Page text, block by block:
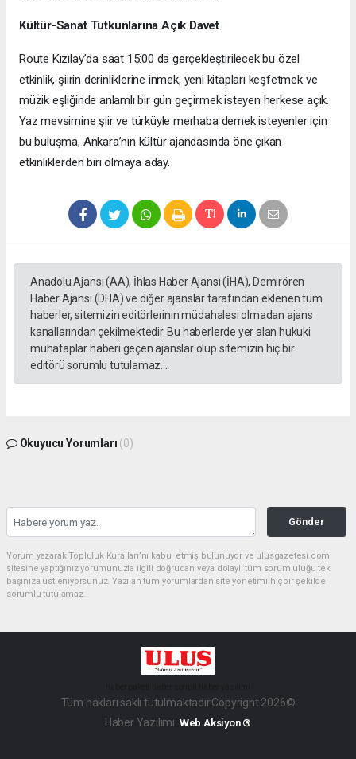
Kültür-Sanat Tutkunlarına Açık Davet
Route Kızılay’da saat 15:00 da gerçekleştirilecek bu özel
etkinlik, şiirin derinliklerine inmek, yeni kitapları keşfetmek ve
müzik eşliğinde anlamlı bir gün geçirmek isteyen herkese açık.
Yaz mevsimine şiir ve türküyle merhaba demek isteyenler için
bu buluşma, Ankara’nın kültür ajandasında öne çıkan
etkinliklerden biri olmaya aday.
Anadolu Ajansı (AA), İhlas Haber Ajansı (İHA), Demirören
Haber Ajansı (DHA) ve diğer ajanslar tarafından eklenen tüm
haberler, sitemizin editörlerinin müdahalesi olmadan ajans
kanallarından çekilmektedir. Bu haberlerde yer alan hukuki
muhataplar haberi geçen ajanslar olup sitemizin hiç bir
editörü sorumlu tutulamaz...
Okuyucu Yorumları (0)
Gönder
Yorum yazarak Topluluk Kuralları’nı kabul etmiş bulunuyor ve ulusgazetesi.com
sitesine yaptığınız yorumunuzla ilgili doğrudan veya dolaylı tüm sorumluluğu tek
başınıza üstleniyorsunuz. Yazılan tüm yorumlardan site yönetimi hiçbir şekilde
sorumlu tutulamaz.
Tüm hakları saklı tutulmaktadır.Copyright 2026©
Haber Yazılımı: Web Aksiyon ®